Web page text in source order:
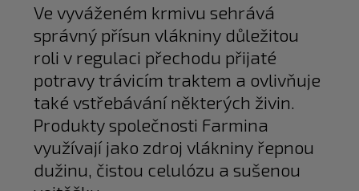
Ve vyváženém krmivu sehrává
správný přísun vlákniny důležitou
roli v regulaci přechodu přijaté
potravy trávicím traktem a ovlivňuje
také vstřebávání některých živin.
Produkty společnosti Farmina
využívají jako zdroj vlákniny řepnou
dužinu, čistou celulózu a sušenou